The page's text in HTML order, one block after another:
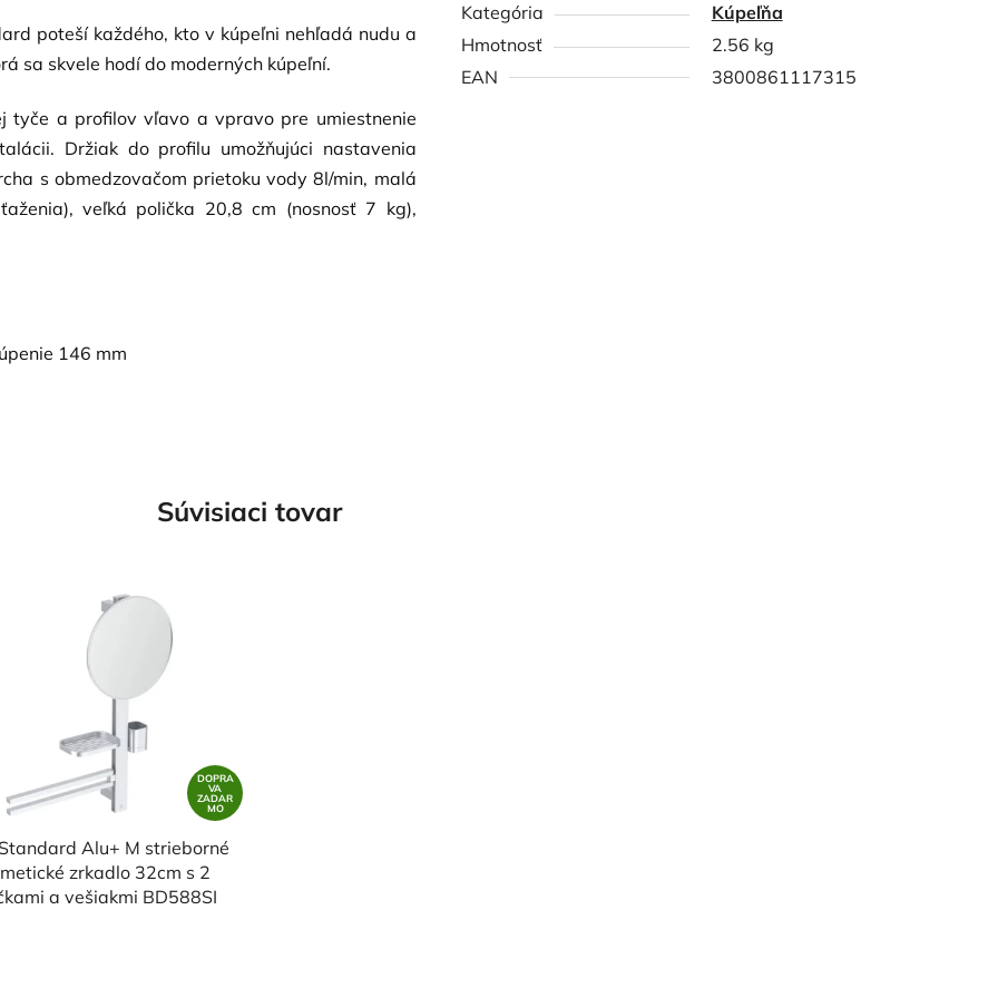
poteší každého, kto v kúpeľni nehľadá nudu a
sa skvele hodí do moderných kúpeľní.
tyče a profilov vľavo a vpravo pre umiestnenie
Držiak do profilu umožňujúci nastavenia
s obmedzovačom prietoku vody 8l/min, malá
veľká polička 20,8 cm (nosnosť 7 kg),
146 mm
Kategória
Kúpeľňa
Hmotnosť
2.56 kg
EAN
3800861117315
Súvisiaci tovar
DOPRA
VA
ZADAR
MO
Alu+ M strieborné
zrkadlo 32cm s 2
a vešiakmi BD588SI